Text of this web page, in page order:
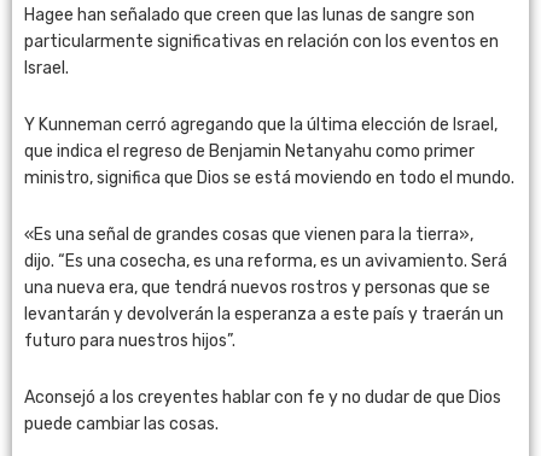
Hagee han señalado que creen que las lunas de sangre son
particularmente significativas en relación con los eventos en
Israel.
Y Kunneman cerró agregando que la última elección de Israel,
que indica el regreso de Benjamin Netanyahu como primer
ministro, significa que Dios se está moviendo en todo el mundo.
«Es una señal de grandes cosas que vienen para la tierra»,
dijo. “Es una cosecha, es una reforma, es un avivamiento. Será
una nueva era, que tendrá nuevos rostros y personas que se
levantarán y devolverán la esperanza a este país y traerán un
futuro para nuestros hijos”.
Aconsejó a los creyentes hablar con fe y no dudar de que Dios
puede cambiar las cosas.